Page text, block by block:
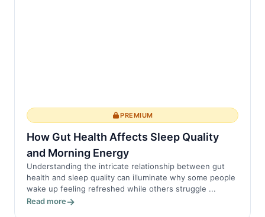
PREMIUM
How Gut Health Affects Sleep Quality
and Morning Energy
Understanding the intricate relationship between gut
health and sleep quality can illuminate why some people
wake up feeling refreshed while others struggle ...
Read more